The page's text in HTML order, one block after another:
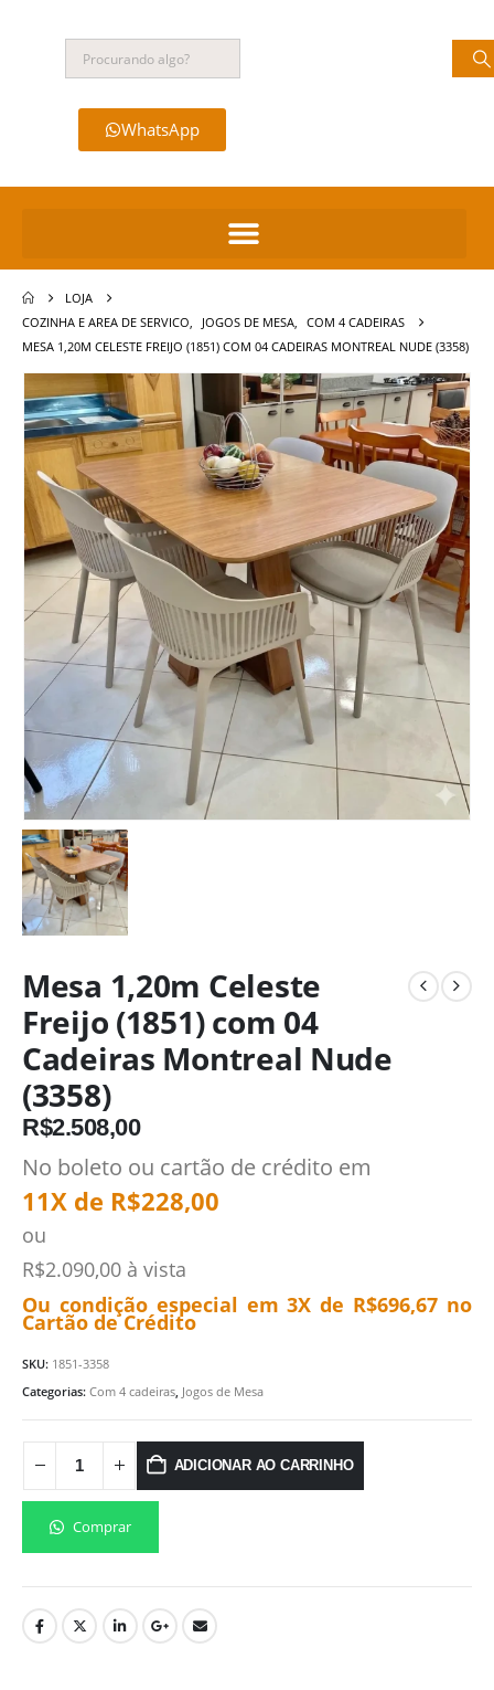
WhatsApp
LOJA
COZINHA E AREA DE SERVICO
JOGOS DE MESA
COM 4 CADEIRAS
MESA 1,20M CELESTE FREIJO (1851) COM 04 CADEIRAS MONTREAL NUDE (3358)
Mesa 1,20m Celeste
Freijo (1851) com 04
Cadeiras Montreal Nude
(3358)
R$2.508,00
No boleto ou cartão de crédito em
11X de R$228,00
ou
R$2.090,00 à vista
Ou condição especial em 3X de R$696,67 no
Cartão de Crédito
SKU: 1851-3358
Categorias: Com 4 cadeiras, Jogos de Mesa
ADICIONAR AO CARRINHO
Comprar